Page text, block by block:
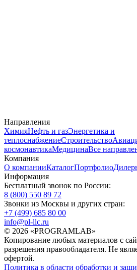
Направления
ХимияНефть и газЭнергетика и
теплоснабжениеСтроительство
космонавтикаМедицинаВсе
Компания
О компанииКаталогПортфолио
Информация
Бесплатный звонок по России:
8 (800) 550 89 72
Звонки из Москвы и других стран:
+7 (499) 685 80 00
info@pl-llc.ru
© 2026 «PROGRAMLAB»
Копирование любых материалов с
разрешения правообладателя. Не
офертой.
Политика в области обработки и